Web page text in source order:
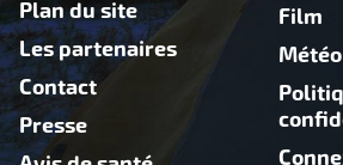
Plan du site
Les partenaires
Contact
Presse
Film